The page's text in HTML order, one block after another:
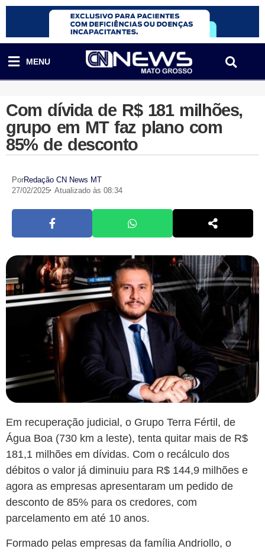
MENU
Com dívida de R$ 181 milhões,
grupo em MT faz plano com
85% de desconto
PorRedação CN News MT
27/02/2025 Atualizado às 08:34
Em recuperação judicial, o Grupo Terra Fértil, de
Água Boa (730 km a leste), tenta quitar mais de R$
181,1 milhões em dívidas. Com o recálculo dos
débitos o valor já diminuiu para R$ 144,9 milhões e
agora as empresas apresentaram um pedido de
desconto de 85% para os credores, com
parcelamento em até 10 anos.
Formado pelas empresas da família Andriollo, o